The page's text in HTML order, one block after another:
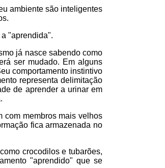
ambiente são inteligentes
"aprendida".
já nasce sabendo como
ser mudado. Em alguns
comportamento instintivo
representa delimitação
de aprender a urinar em
com membros mais velhos
fica armazenada no
crocodilos e tubarões,
"aprendido" que se